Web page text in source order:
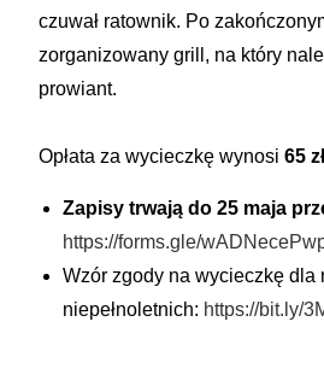
czuwał ratownik. Po
zorganizowany grill, na który
prowiant.
Opłata za wycieczkę wynosi65
Zapisy trwają do 25 maja
https://forms.gle/
Wzór zgody na wycieczkę dla
niepełnoletnich: https://bit.ly/